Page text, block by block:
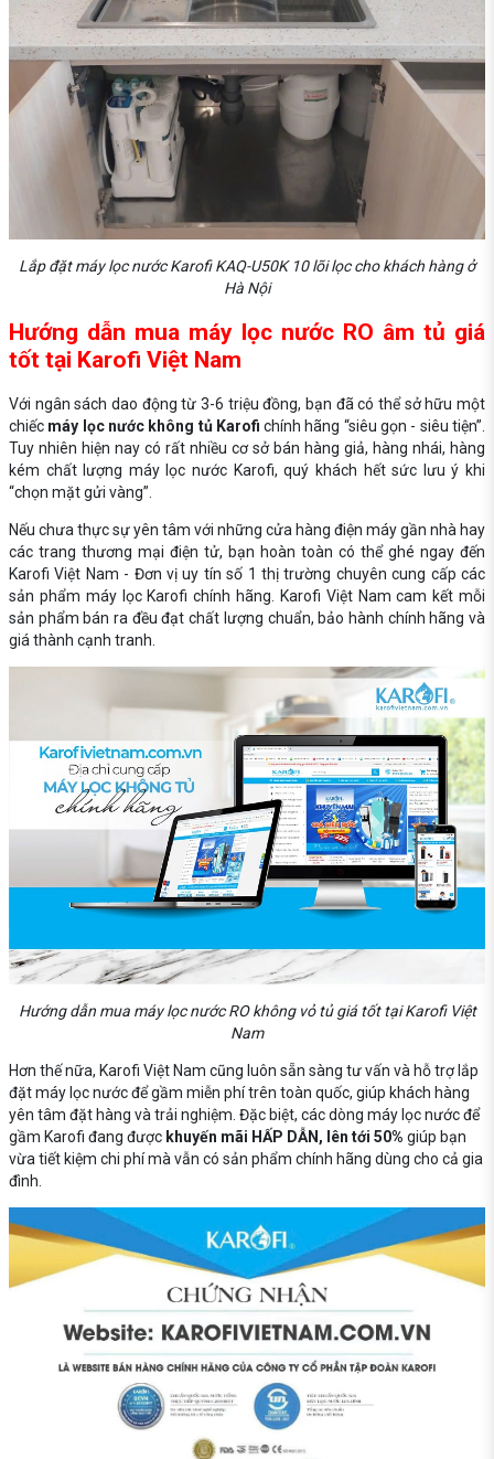
Lắp đặt máy lọc nước Karofi KAQ-U50K 10 lõi lọc cho khách hàng ở
Hà Nội
Hướng dẫn mua máy lọc nước RO âm tủ giá
tốt tại Karofi Việt Nam
Với ngân sách dao động từ 3-6 triệu đồng, bạn đã có thể sở hữu một
chiếc máy lọc nước không tủ Karofi chính hãng “siêu gọn - siêu tiện”.
Tuy nhiên hiện nay có rất nhiều cơ sở bán hàng giả, hàng nhái, hàng
kém chất lượng máy lọc nước Karofi, quý khách hết sức lưu ý khi
“chọn mặt gửi vàng”.
Nếu chưa thực sự yên tâm với những cửa hàng điện máy gần nhà hay
các trang thương mại điện tử, bạn hoàn toàn có thể ghé ngay đến
Karofi Việt Nam - Đơn vị uy tín số 1 thị trường chuyên cung cấp các
sản phẩm máy lọc Karofi chính hãng. Karofi Việt Nam cam kết mỗi
sản phẩm bán ra đều đạt chất lượng chuẩn, bảo hành chính hãng và
giá thành cạnh tranh.
Hướng dẫn mua máy lọc nước RO không vỏ tủ giá tốt tại Karofi Việt
Nam
Hơn thế nữa, Karofi Việt Nam cũng luôn sẵn sàng tư vấn và hỗ trợ lắp
đặt máy lọc nước để gầm miễn phí trên toàn quốc, giúp khách hàng
yên tâm đặt hàng và trải nghiệm. Đặc biệt, các dòng máy lọc nước để
gầm Karofi đang được khuyến mãi HẤP DẪN, lên tới 50% giúp bạn
vừa tiết kiệm chi phí mà vẫn có sản phẩm chính hãng dùng cho cả gia
đình.